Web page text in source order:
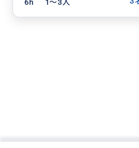
6h 1〜3人